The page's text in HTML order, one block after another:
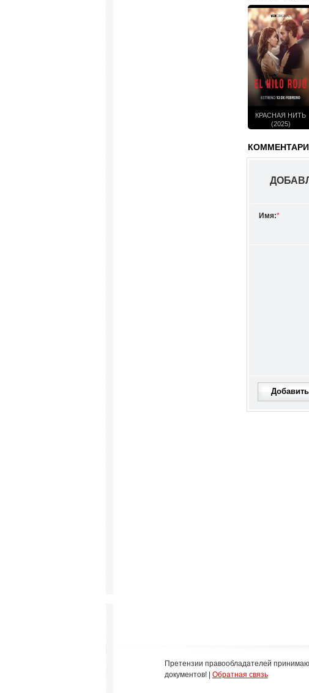
КРАСНАЯ НИТЬ
(2025)
Имя:*
Добавить
Претензии правообладателей
документов! | Обратная связь